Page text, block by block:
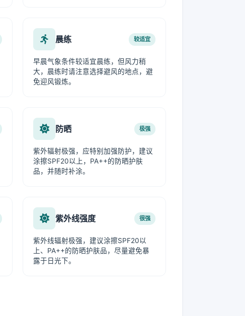
晨练 较适宜
早晨气象条件较适宜晨练，但风力稍
大，晨练时请注意选择避风的地点，避
免迎风锻炼。
防晒 极强
紫外辐射极强，应特别加强防护，建议
涂擦SPF20以上，PA++的防晒护肤
品，并随时补涂。
紫外线强度 很强
紫外线辐射极强，建议涂擦SPF20以
上、PA++的防晒护肤品，尽量避免暴
露于日光下。